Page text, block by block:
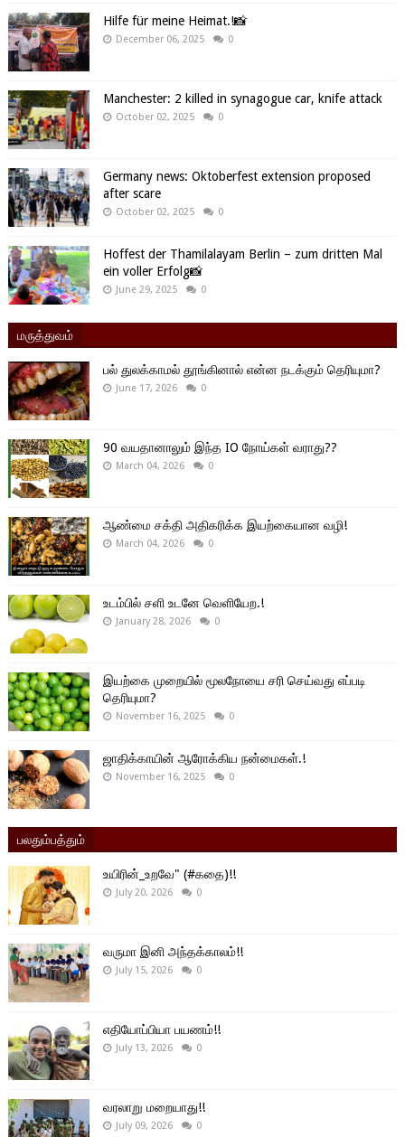
Hilfe für meine Heimat.!📸
December 06, 2025 0
Manchester: 2 killed in synagogue car, knife attack
October 02, 2025 0
Germany news: Oktoberfest extension proposed
after scare
October 02, 2025 0
Hoffest der Thamilalayam Berlin – zum dritten Mal
ein voller Erfolg📸
June 29, 2025 0
மருத்துவம்
பல் துலக்காமல் தூங்கினால் என்ன நடக்கும் தெரியுமா?
June 17, 2026 0
90 வயதானாலும் இந்த IO நோய்கள் வராது??
March 04, 2026 0
ஆண்மை சக்தி அதிகரிக்க இயற்கையான வழி!
March 04, 2026 0
உடம்பில் சளி உடனே வெளியேற.!
January 28, 2026 0
இயற்கை முறையில் மூலநோயை சரி செய்வது எப்படி
தெரியுமா?
November 16, 2025 0
ஜாதிக்காயின் ஆரோக்கிய நன்மைகள்.!
November 16, 2025 0
பலதும்பத்தும்
உயிரின்_உறவே" (#கதை)!!
July 20, 2026 0
வருமா இனி அந்தக்காலம்!!
July 15, 2026 0
எதியோப்பியா பயணம்!!
July 13, 2026 0
வரலாறு மறையாது!!
July 09, 2026 0